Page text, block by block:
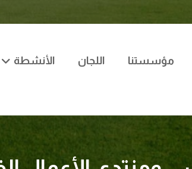
مؤسستنا اللجان الأنشطة